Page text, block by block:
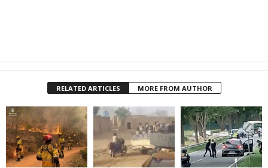
RELATED ARTICLES MORE FROM AUTHOR